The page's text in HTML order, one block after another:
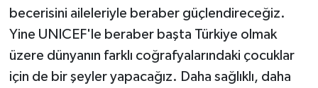
becerisini aileleriyle beraber güçlendireceğiz.
Yine UNICEF'le beraber başta Türkiye olmak
üzere dünyanın farklı coğrafyalarındaki çocuklar
için de bir şeyler yapacağız. Daha sağlıklı, daha